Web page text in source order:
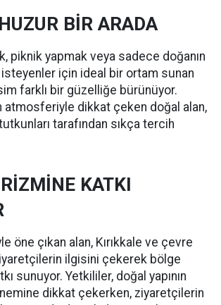
BİR ARADA
piknik yapmak veya sadece doğanın
isteyenler için ideal bir ortam sunan
farklı bir güzelliğe bürünüyor.
atmosferiyle dikkat çeken doğal alan,
tarafından sıkça tercih
KATKI
öne çıkan alan, Kırıkkale ve çevre
ilgisini çekerek bölge
sunuyor. Yetkililer, doğal yapının
dikkat çekerken, ziyaretçilerin